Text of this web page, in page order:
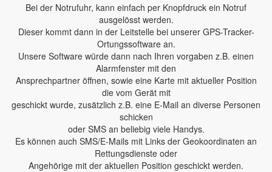
Bei der Notrufuhr, kann einfach per Knopfdruck ein Notruf
ausgelösst werden.
Dieser kommt dann in der Leitstelle bei unserer GPS-Tracker-
Ortungssoftware an.
Unsere Software würde dann nach Ihren vorgaben z.B. einen
Alarmfenster mit den
Ansprechpartner öffnen, sowie eine Karte mit aktueller Position
die vom Gerät mit
geschickt wurde, zusätzlich z.B. eine E-Mail an diverse Personen
schicken
oder SMS an beliebig viele Handys.
Es können auch SMS/E-Mails mit Links der Geokoordinaten an
Rettungsdienste oder
Angehörige mit der aktuellen Position geschickt werden.